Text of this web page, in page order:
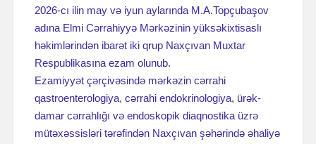
2026-cı ilin may və iyun aylarında M.A.Topçubaşov
adına Elmi Cərrahiyyə Mərkəzinin yüksəkixtisaslı
həkimlərindən ibarət iki qrup Naxçıvan Muxtar
Respublikasına ezam olunub.
Ezamiyyət çərçivəsində mərkəzin cərrahi
qastroenterologiya, cərrahi endokrinologiya, ürək-
damar cərrahlığı və endoskopik diaqnostika üzrə
mütəxəssisləri tərəfindən Naxçıvan şəhərində əhaliyə